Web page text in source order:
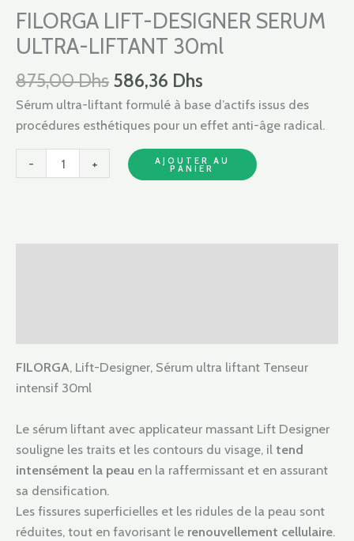
FILORGA LIFT-DESIGNER SERUM
ULTRA-LIFTANT 30ml
875,00Dhs
875,00 Dhs.
586,36 Dhs
586,36 Dhs.
Sérum ultra-liftant formulé à base d’actifs issus des
procédures esthétiques pour un effet anti-âge radical.
-
SERUM
ULTRA-
30ml
+ AJOUTER AU
PANIER
FILORGA, Lift-Designer, Sérum ultra liftant Tenseur
intensif 30ml
Le sérum liftant avec applicateur massant Lift Designer
souligne les traits et les contours du visage, il tend
intensément la peau en la raffermissant et en assurant
sa densification.
Les fissures superficielles et les ridules de la peau sont
réduites, tout en favorisant le renouvellement cellulaire.